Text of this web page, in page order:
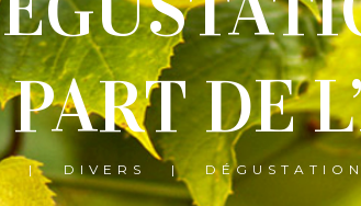
PART DE
DIVERS